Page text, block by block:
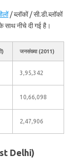
/ ब्लॉकों / सी.डी.ब्लॉकों
नीचे दी गई है।
जनसंख्या (2011)
3,95,342
10,66,098
2,47,906
Delhi)